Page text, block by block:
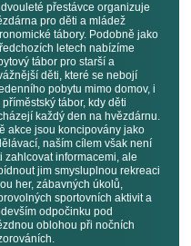
dvouleté přestávce organizuje
pro děti a mládež
tábory. Podobně jako
letech nabízíme
tábor pro starší a
děti, které se nebojí
pobytu mimo domov, i
příměstský tábor, kdy děti
každý den na hvězdárnu.
akce jsou koncipovány jako
naším cílem však není
zahlcovat informacemi, ale
jim smysluplnou rekreaci
her, zábavných úkolů,
sportovních aktivit a
odpočinku pod
oblohou při nočních